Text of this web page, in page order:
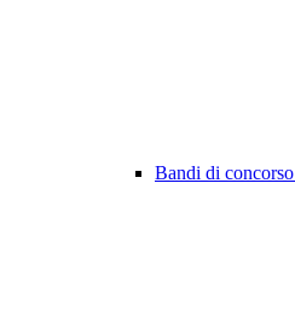
Bandi di concorso